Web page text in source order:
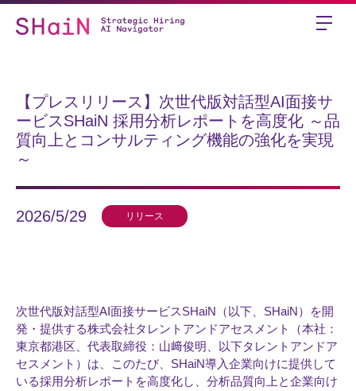
【プレスリリース】次世代版対話型AI面接サ
ービスSHaiN 採用分析レポートを高度化 ～品
質向上とコンサルティング機能の強化を実現
～
2026/5/29 リリース
次世代版対話型AI面接サービスSHaiN（以下、SHaiN）を開
発・提供する株式会社タレントアンドアセスメント（本社：
東京都港区、代表取締役：山﨑俊明、以下タレントアンドア
セスメント）は、このたび、SHaiN導入企業向けに提供して
いる採用分析レポートを高度化し、分析品質向上と企業向け